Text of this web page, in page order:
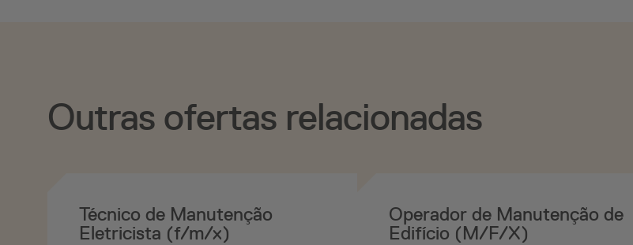
Outras ofertas relacionadas
Técnico de Manutenção
Eletricista (f/m/x)
Operador de Manutenção de
Edifício (M/F/X)